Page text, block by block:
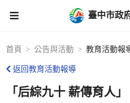
臺中市政
首頁 公告與活動 教育活動報
返回教育活動報導
「后綜九十 薪傳育人